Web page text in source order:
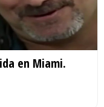
en Miami.